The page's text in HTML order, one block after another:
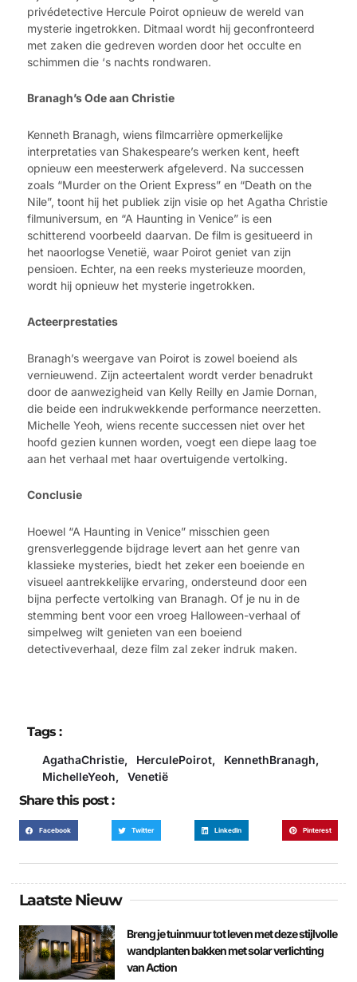
privédetective Hercule Poirot opnieuw de wereld van
mysterie ingetrokken. Ditmaal wordt hij geconfronteerd
met zaken die gedreven worden door het occulte en
schimmen die ‘s nachts rondwaren.
Branagh’s Ode aan Christie
Kenneth Branagh, wiens filmcarrière opmerkelijke
interpretaties van Shakespeare’s werken kent, heeft
opnieuw een meesterwerk afgeleverd. Na successen
zoals “Murder on the Orient Express” en “Death on the
Nile”, toont hij het publiek zijn visie op het Agatha Christie
filmuniversum, en “A Haunting in Venice” is een
schitterend voorbeeld daarvan. De film is gesitueerd in
het naoorlogse Venetië, waar Poirot geniet van zijn
pensioen. Echter, na een reeks mysterieuze moorden,
wordt hij opnieuw het mysterie ingetrokken.
Acteerprestaties
Branagh’s weergave van Poirot is zowel boeiend als
vernieuwend. Zijn acteertalent wordt verder benadrukt
door de aanwezigheid van Kelly Reilly en Jamie Dornan,
die beide een indrukwekkende performance neerzetten.
Michelle Yeoh, wiens recente successen niet over het
hoofd gezien kunnen worden, voegt een diepe laag toe
aan het verhaal met haar overtuigende vertolking.
Conclusie
Hoewel “A Haunting in Venice” misschien geen
grensverleggende bijdrage levert aan het genre van
klassieke mysteries, biedt het zeker een boeiende en
visueel aantrekkelijke ervaring, ondersteund door een
bijna perfecte vertolking van Branagh. Of je nu in de
stemming bent voor een vroeg Halloween-verhaal of
simpelweg wilt genieten van een boeiend
detectiveverhaal, deze film zal zeker indruk maken.
AgathaChristie, HerculePoirot, KennethBranagh,
MichelleYeoh, Venetië
Tags :
Share this post :
Facebook Twitter LinkedIn Pinterest
Laatste Nieuw
Breng je tuinmuur tot leven met deze stijlvolle
wandplanten bakken met solar verlichting
van Action